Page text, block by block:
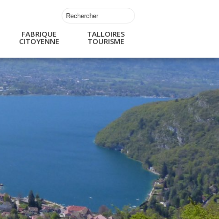
FABRIQUE
CITOYENNE
TALLOIRES
TOURISME